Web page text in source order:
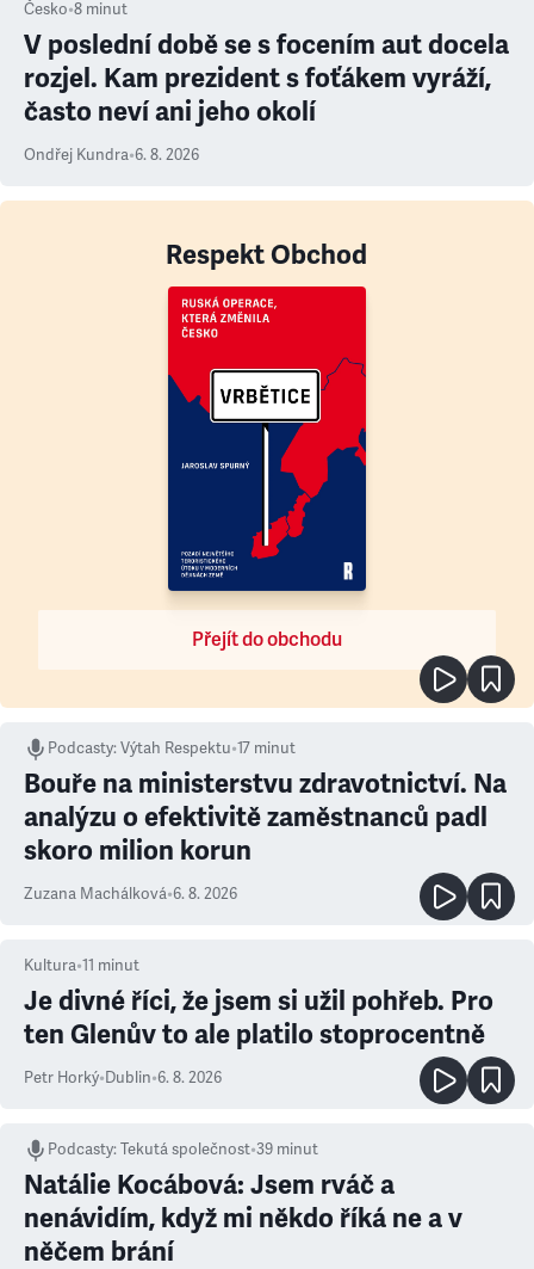
Česko•8 minut
V poslední době se s focením aut docela
rozjel. Kam prezident s foťákem vyráží,
často neví ani jeho okolí
Ondřej Kundra•6. 8. 2026
Respekt Obchod
Přejít do obchodu
Podcasty:Výtah Respektu•17 minut
Bouře na ministerstvu zdravotnictví. Na
analýzu o efektivitě zaměstnanců padl
skoro milion korun
Zuzana Machálková•6. 8. 2026
Kultura•11 minut
Je divné říci, že jsem si užil pohřeb. Pro
ten Glenův to ale platilo stoprocentně
Petr Horký•Dublin•6. 8. 2026
Podcasty:Tekutá společnost•39 minut
Natálie Kocábová: Jsem rváč a
nenávidím, když mi někdo říká ne a v
něčem brání